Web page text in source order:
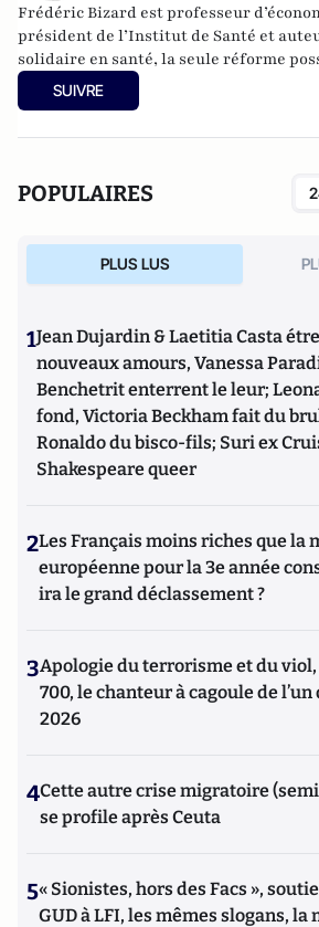
Frédéric Bizard est professeur
président de l’Institut de Santé et
solidaire en santé, la seule réforme
éditions Michalon.
SUIVRE
POPULAIRES
PLUS LUS
1Jean Dujardin & Laetitia Casta
nouveaux amours, Vanessa
Benchetrit enterrent le leur;
fond, Victoria Beckham fait du
Ronaldo du bisco-fils; Suri ex
Shakespeare queer
2Les Français moins riches que la
européenne pour la 3e année
ira le grand déclassement ?
3Apologie du terrorisme et du
700, le chanteur à cagoule de l’un
2026
4Cette autre crise migratoire
se profile après Ceuta
5« Sionistes, hors des Facs »,
GUD à LFI, les mêmes slogans, la